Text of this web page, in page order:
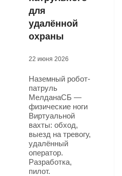
для
удалённой
охраны
22 июня 2026
Наземный робот-
патруль
МелданаСБ —
физические ноги
Виртуальной
вахты: обход,
выезд на тревогу,
удалённый
оператор.
Разработка,
пилот.